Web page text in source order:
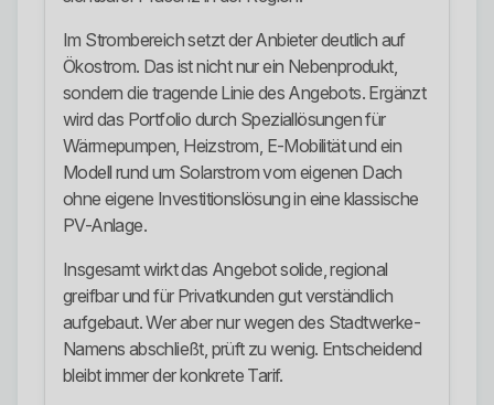
Im Strombereich setzt der Anbieter deutlich auf
Ökostrom. Das ist nicht nur ein Nebenprodukt,
sondern die tragende Linie des Angebots. Ergänzt
wird das Portfolio durch Speziallösungen für
Wärmepumpen, Heizstrom, E-Mobilität und ein
Modell rund um Solarstrom vom eigenen Dach
ohne eigene Investitionslösung in eine klassische
PV-Anlage.
Insgesamt wirkt das Angebot solide, regional
greifbar und für Privatkunden gut verständlich
aufgebaut. Wer aber nur wegen des Stadtwerke-
Namens abschließt, prüft zu wenig. Entscheidend
bleibt immer der konkrete Tarif.